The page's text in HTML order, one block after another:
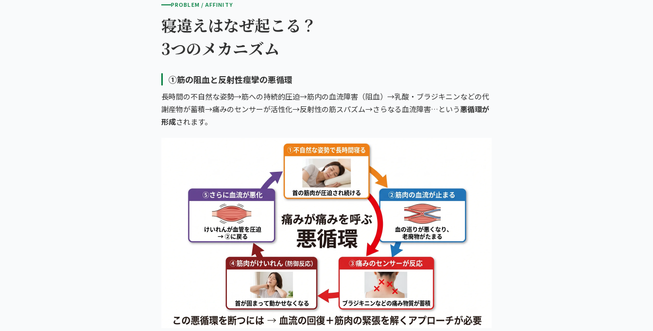
PROBLEM / AFFINITY
寝違えはなぜ起こる？
3つのメカニズム
①筋の阻血と反射性痙攣の悪循環
長時間の不自然な姿勢→筋への持続的圧迫→筋内の血流障害（阻血）→乳酸・ブラジキニンなどの代
謝産物が蓄積→痛みのセンサーが活性化→反射性の筋スパズム→さらなる血流障害…という悪循環が
形成されます。